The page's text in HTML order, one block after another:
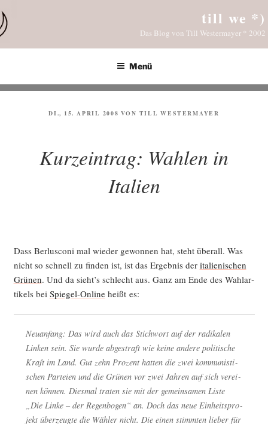
Inhalt
springen
till we *)
Das Blog von Till Westermayer * 2002
Menü
VERÖFFENTLICHT
DI., 15. APRIL 2008 VON TILL WESTERMAYER
Kurzeintrag: Wahlen in
Italien
Dass Ber­lus­co­ni mal wie­der gewon­nen hat, steht über­all. Was
nicht so schnell zu fin­den ist, ist das Ergeb­nis der ita­lie­ni­schen
Grü­nen. Und da sieht’s schlecht aus. Ganz am Ende des Wahl­ar­
ti­kels bei Spie­gel-Onlineheißt es:
Neu­an­fang: Das wird auch das Stich­wort auf der radi­ka­len
Lin­ken sein. Sie wur­de abge­straft wie kei­ne ande­re poli­ti­sche
Kraft im Land. Gut zehn Pro­zent hat­ten die zwei kom­mu­nis­ti­
schen Par­tei­en und die Grü­nen vor zwei Jah­ren auf sich ver­ei­
nen kön­nen. Dies­mal tra­ten sie mit der gemein­sa­men Lis­te
„Die Lin­ke – der Regen­bo­gen“ an. Doch das neue Ein­heits­pro­
jekt über­zeug­te die Wäh­ler nicht. Die einen stimm­ten lie­ber für